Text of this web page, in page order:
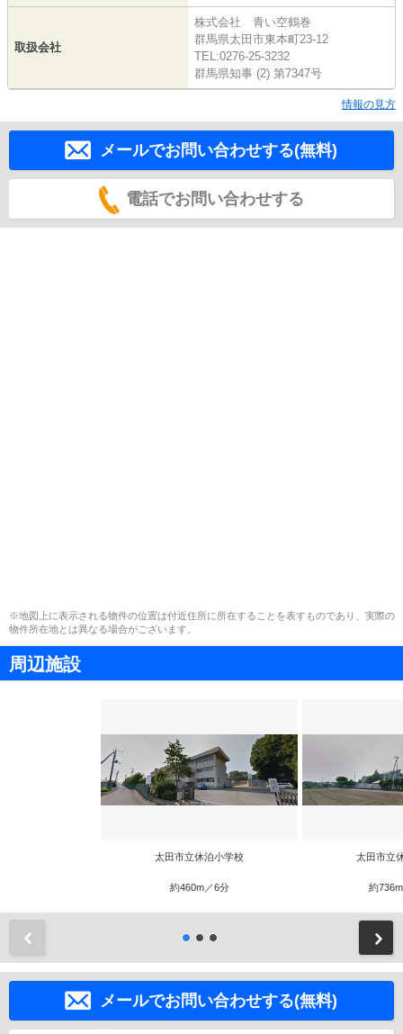
取扱会社
株式会社 青い空鶴巻
群馬県太田市東本町23-12
TEL:0276-25-3232
群馬県知事 (2) 第7347号
情報の見方
メールでお問い合わせする(無料)
電話でお問い合わせする
※地図上に表示される物件の位置は付近住所に所在することを表すものであり、実際の
物件所在地とは異なる場合がございます。
周辺施設
太田市立休泊小学校
約460m／6分
太田市立
約
メールでお問い合わせする(無料)